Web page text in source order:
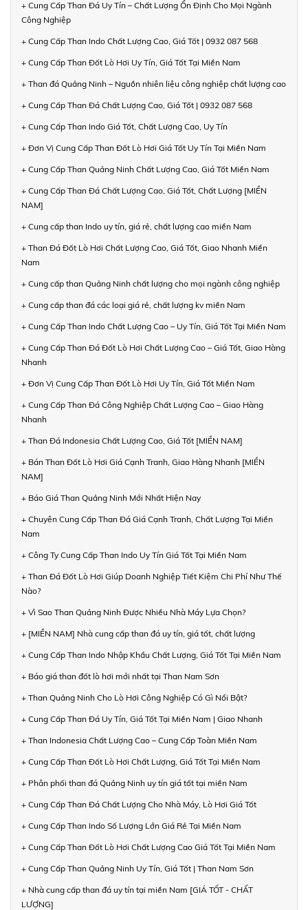
+ Cung Cấp Than Đá Uy Tín – Chất Lượng Ổn Định Cho Mọi Ngành
Công Nghiệp
+ Cung Cấp Than Indo Chất Lượng Cao, Giá Tốt | 0932 087 568
+ Cung Cấp Than Đốt Lò Hơi Uy Tín, Giá Tốt Tại Miền Nam
+ Than đá Quảng Ninh – Nguồn nhiên liệu công nghiệp chất lượng cao
+ Cung Cấp Than Đá Chất Lượng Cao, Giá Tốt | 0932 087 568
+ Cung Cấp Than Indo Giá Tốt, Chất Lượng Cao, Uy Tín
+ Đơn Vị Cung Cấp Than Đốt Lò Hơi Giá Tốt Uy Tín Tại Miền Nam
+ Cung Cấp Than Quảng Ninh Chất Lượng Cao, Giá Tốt Miền Nam
+ Cung Cấp Than Đá Chất Lượng Cao, Giá Tốt, Chất Lượng [MIỀN
NAM]
+ Cung cấp than Indo uy tín, giá rẻ, chất lượng cao miền Nam
+ Than Đá Đốt Lò Hơi Chất Lượng Cao, Giá Tốt, Giao Nhanh Miền
Nam
+ Cung cấp than Quảng Ninh chất lượng cho mọi ngành công nghiệp
+ Cung cấp than đá các loại giá rẻ, chất lượng kv miền Nam
+ Cung Cấp Than Indo Chất Lượng Cao – Uy Tín, Giá Tốt Tại Miền Nam
+ Cung Cấp Than Đá Đốt Lò Hơi Chất Lượng Cao – Giá Tốt, Giao Hàng
Nhanh
+ Đơn Vị Cung Cấp Than Đốt Lò Hơi Uy Tín, Giá Tốt Miền Nam
+ Cung Cấp Than Đá Công Nghiệp Chất Lượng Cao – Giao Hàng
Nhanh
+ Than Đá Indonesia Chất Lượng Cao, Giá Tốt [MIỀN NAM]
+ Bán Than Đốt Lò Hơi Giá Cạnh Tranh, Giao Hàng Nhanh [MIỀN
NAM]
+ Báo Giá Than Quảng Ninh Mới Nhất Hiện Nay
+ Chuyên Cung Cấp Than Đá Giá Cạnh Tranh, Chất Lượng Tại Miền
Nam
+ Công Ty Cung Cấp Than Indo Uy Tín Giá Tốt Tại Miền Nam
+ Than Đá Đốt Lò Hơi Giúp Doanh Nghiệp Tiết Kiệm Chi Phí Như Thế
Nào?
+ Vì Sao Than Quảng Ninh Được Nhiều Nhà Máy Lựa Chọn?
+ [MIỀN NAM] Nhà cung cấp than đá uy tín, giá tốt, chất lượng
+ Cung Cấp Than Indo Nhập Khẩu Chất Lượng, Giá Tốt Tại Miền Nam
+ Báo giá than đốt lò hơi mới nhất tại Than Nam Sơn
+ Than Quảng Ninh Cho Lò Hơi Công Nghiệp Có Gì Nổi Bật?
+ Cung Cấp Than Đá Uy Tín, Giá Tốt Tại Miền Nam | Giao Nhanh
+ Than Indonesia Chất Lượng Cao – Cung Cấp Toàn Miền Nam
+ Cung Cấp Than Đốt Lò Hơi Chất Lượng, Giá Tốt Tại Miền Nam
+ Phân phối than đá Quảng Ninh uy tín giá tốt tại miền Nam
+ Cung Cấp Than Đá Chất Lượng Cho Nhà Máy, Lò Hơi Giá Tốt
+ Cung Cấp Than Indo Số Lượng Lớn Giá Rẻ Tại Miền Nam
+ Cung Cấp Than Đốt Lò Hơi Chất Lượng Cao Giá Tốt Tại Miền Nam
+ Cung Cấp Than Quảng Ninh Uy Tín, Giá Tốt | Than Nam Sơn
+ Nhà cung cấp than đá uy tín tại miền Nam [GIÁ TỐT - CHẤT
LƯỢNG]